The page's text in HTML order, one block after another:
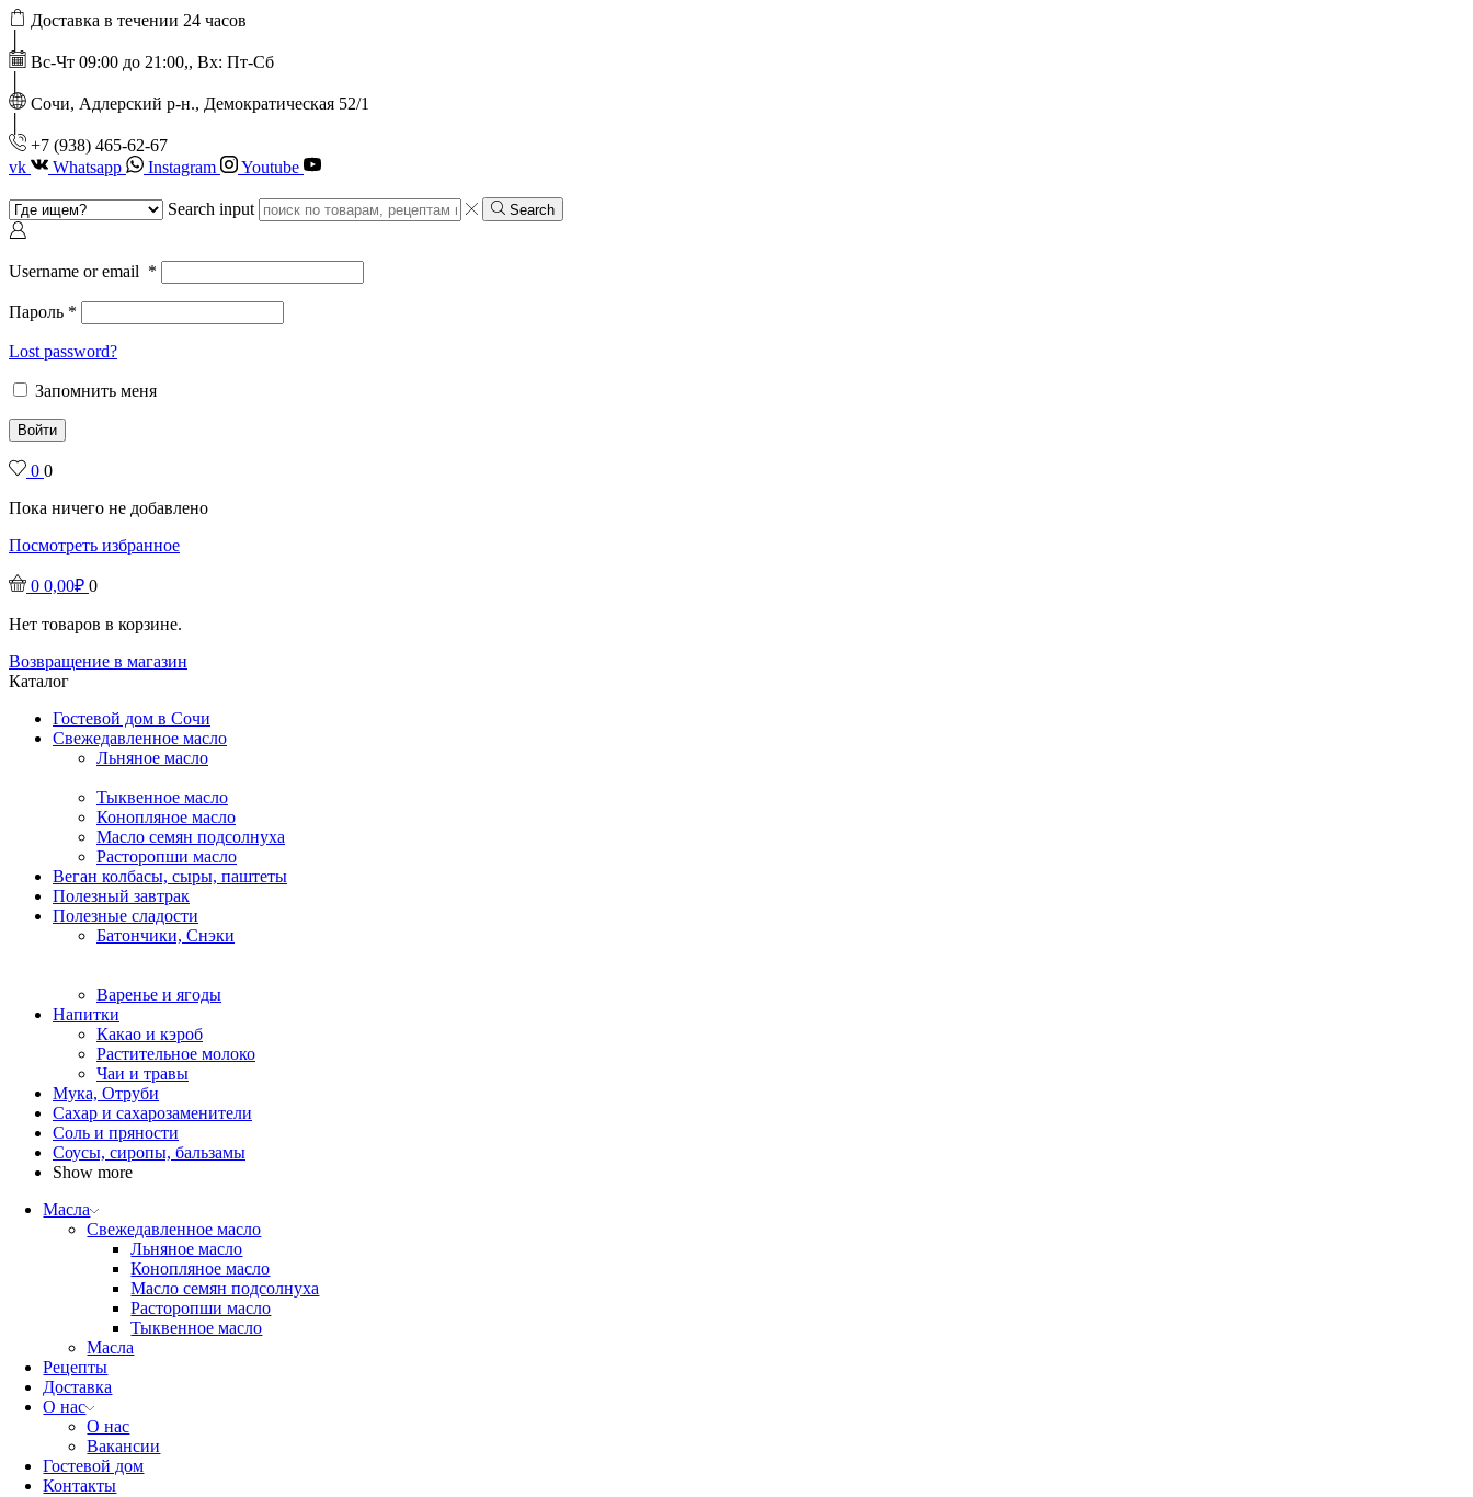
Доставка в течении 24 часов
Вс-Чт 09:00 до 21:00,, Вх: Пт-Сб
Сочи, Адлерский р-н., Демократическая 52/1
‭+7 (938) 465-62-67‬
vk
Whatsapp Instagram Youtube
Search input Search
Username or email *
Пароль *
Lost password?
Запомнить меня
Войти
0 0
Пока ничего не добавлено
Посмотреть избранное
0 0,00₽ 0
Нет товаров в корзине.
Возвращение в магазин
Каталог
Гостевой дом в Сочи
Свежедавленное масло
Льняное масло
Тыквенное масло
Конопляное масло
Масло семян подсолнуха
Расторопши масло
Веган колбасы, сыры, паштеты
Полезный завтрак
Полезные сладости
Батончики, Снэки
Варенье и ягоды
Напитки
Какао и кэроб
Растительное молоко
Чаи и травы
Мука, Отруби
Сахар и сахарозаменители
Соль и пряности
Соусы, сиропы, бальзамы
Show more
Масла
Свежедавленное масло
Льняное масло
Конопляное масло
Масло семян подсолнуха
Расторопши масло
Тыквенное масло
Масла
Рецепты
Доставка
О нас
О нас
Вакансии
Гостевой дом
Контакты